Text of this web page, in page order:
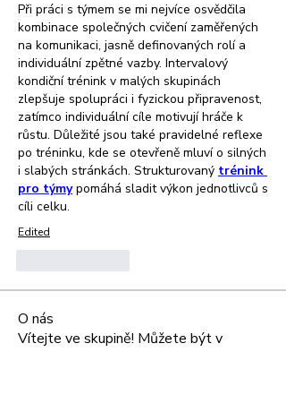
Při práci s týmem se mi nejvíce osvědčila
kombinace společných cvičení zaměřených
na komunikaci, jasně definovaných rolí a
individuální zpětné vazby. Intervalový
kondiční trénink v malých skupinách
zlepšuje spolupráci i fyzickou připravenost,
zatímco individuální cíle motivují hráče k
růstu. Důležité jsou také pravidelné reflexe
po tréninku, kde se otevřeně mluví o silných
i slabých stránkách. Strukturovaný trénink
pro týmy pomáhá sladit výkon jednotlivců s
cíli celku.
Edited
O nás
Vítejte ve skupině! Můžete být v